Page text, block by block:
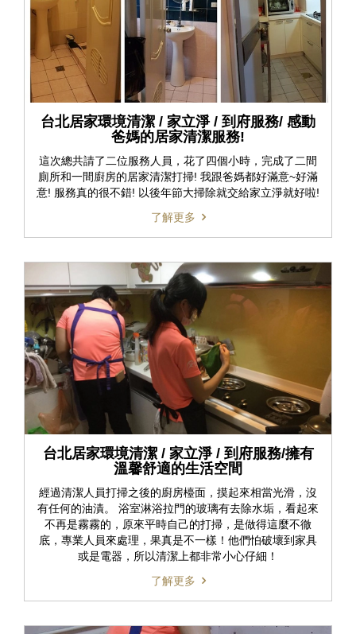
台北居家環境清潔 / 家立淨 / 到府服務/ 感動
爸媽的居家清潔服務!
這次總共請了二位服務人員，花了四個小時，完成了二間
廁所和一間廚房的居家清潔打掃! 我跟爸媽都好滿意~好滿
意! 服務真的很不錯! 以後年節大掃除就交給家立淨就好啦!
了解更多
台北居家環境清潔 / 家立淨 / 到府服務/擁有
溫馨舒適的生活空間
經過清潔人員打掃之後的廚房檯面，摸起來相當光滑，沒
有任何的油漬。 浴室淋浴拉門的玻璃有去除水垢，看起來
不再是霧霧的，原來平時自己的打掃，是做得這麼不徹
底，專業人員來處理，果真是不一樣！他們怕破壞到家具
或是電器，所以清潔上都非常小心仔細！
了解更多